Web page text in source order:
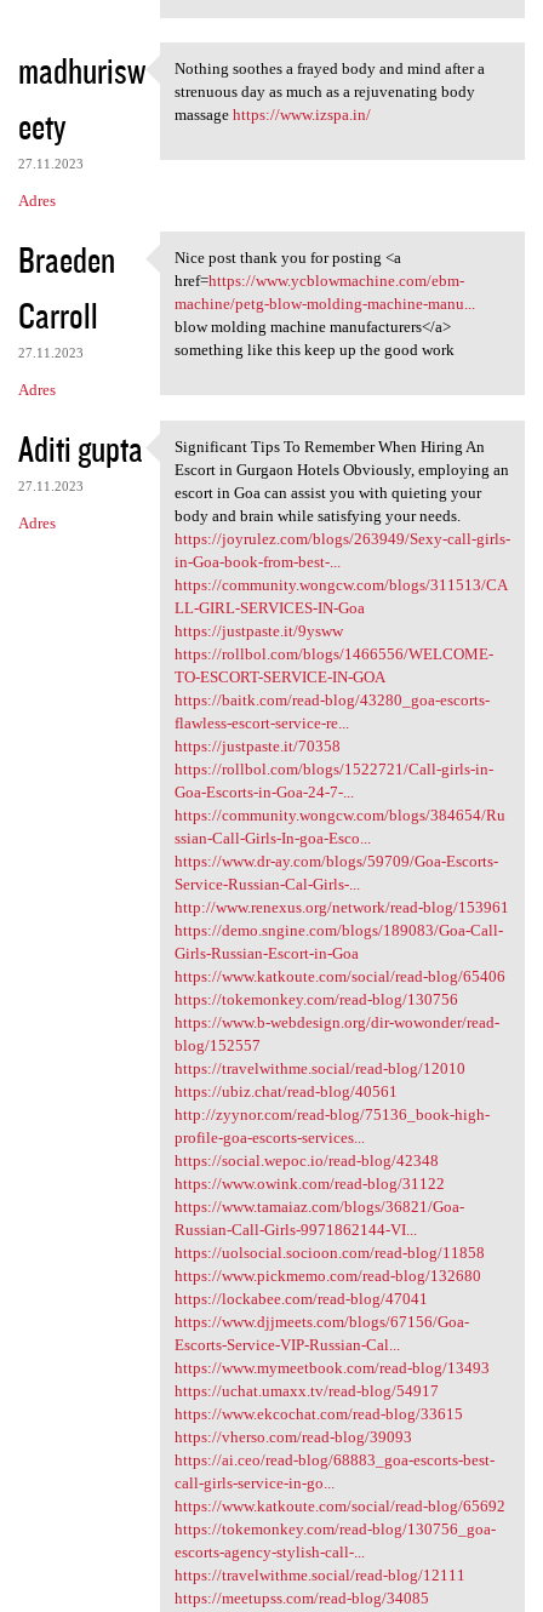
madhurisw
eety
27.11.2023
Adres
Nothing soothes a frayed body
Nothing soothes a frayed body and mind after a
strenuous day as much as a rejuvenating body
massage https://www.izspa.in/
Braeden
Carroll
27.11.2023
Adres
Nice post thank you for
Nice post thank you for posting <a
href=https://www.ycblowmachine.com/ebm-
machine/petg-blow-molding-machine-manu...
blow molding machine manufacturers</a>
something like this keep up the good work
Aditi gupta
27.11.2023
Adres
Significant Tips To Remember
Significant Tips To Remember When Hiring An
Escort in Gurgaon Hotels Obviously, employing an
escort in Goa can assist you with quieting your
body and brain while satisfying your needs.
https://joyrulez.com/blogs/263949/Sexy-call-girls-
in-Goa-book-from-best-...
https://community.wongcw.com/blogs/311513/CA
LL-GIRL-SERVICES-IN-Goa
https://justpaste.it/9ysww
https://rollbol.com/blogs/1466556/WELCOME-
TO-ESCORT-SERVICE-IN-GOA
https://baitk.com/read-blog/43280_goa-escorts-
flawless-escort-service-re...
https://justpaste.it/70358
https://rollbol.com/blogs/1522721/Call-girls-in-
Goa-Escorts-in-Goa-24-7-...
https://community.wongcw.com/blogs/384654/Ru
ssian-Call-Girls-In-goa-Esco...
https://www.dr-ay.com/blogs/59709/Goa-Escorts-
Service-Russian-Cal-Girls-...
http://www.renexus.org/network/read-blog/153961
https://demo.sngine.com/blogs/189083/Goa-Call-
Girls-Russian-Escort-in-Goa
https://www.katkoute.com/social/read-blog/65406
https://tokemonkey.com/read-blog/130756
https://www.b-webdesign.org/dir-wowonder/read-
blog/152557
https://travelwithme.social/read-blog/12010
https://ubiz.chat/read-blog/40561
http://zyynor.com/read-blog/75136_book-high-
profile-goa-escorts-services...
https://social.wepoc.io/read-blog/42348
https://www.owink.com/read-blog/31122
https://www.tamaiaz.com/blogs/36821/Goa-
Russian-Call-Girls-9971862144-VI...
https://uolsocial.socioon.com/read-blog/11858
https://www.pickmemo.com/read-blog/132680
https://lockabee.com/read-blog/47041
https://www.djjmeets.com/blogs/67156/Goa-
Escorts-Service-VIP-Russian-Cal...
https://www.mymeetbook.com/read-blog/13493
https://uchat.umaxx.tv/read-blog/54917
https://www.ekcochat.com/read-blog/33615
https://vherso.com/read-blog/39093
https://ai.ceo/read-blog/68883_goa-escorts-best-
call-girls-service-in-go...
https://www.katkoute.com/social/read-blog/65692
https://tokemonkey.com/read-blog/130756_goa-
escorts-agency-stylish-call-...
https://travelwithme.social/read-blog/12111
https://meetupss.com/read-blog/34085